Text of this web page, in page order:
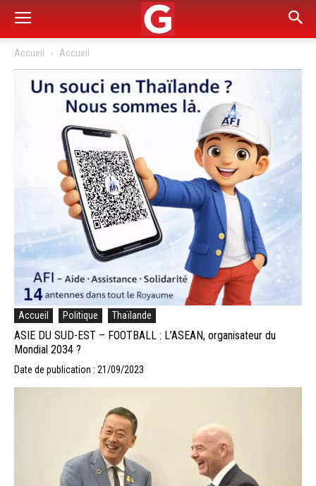
Accueil Accueil
Accueil Politique Thaïlande
ASIE DU SUD-EST – FOOTBALL : L’ASEAN, organisateur du
Mondial 2034 ?
Date de publication : 21/09/2023